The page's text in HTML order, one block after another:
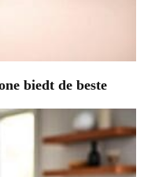
biedt de beste